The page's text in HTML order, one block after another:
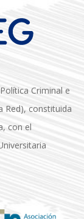
Criminal e
Red), constituida
con el